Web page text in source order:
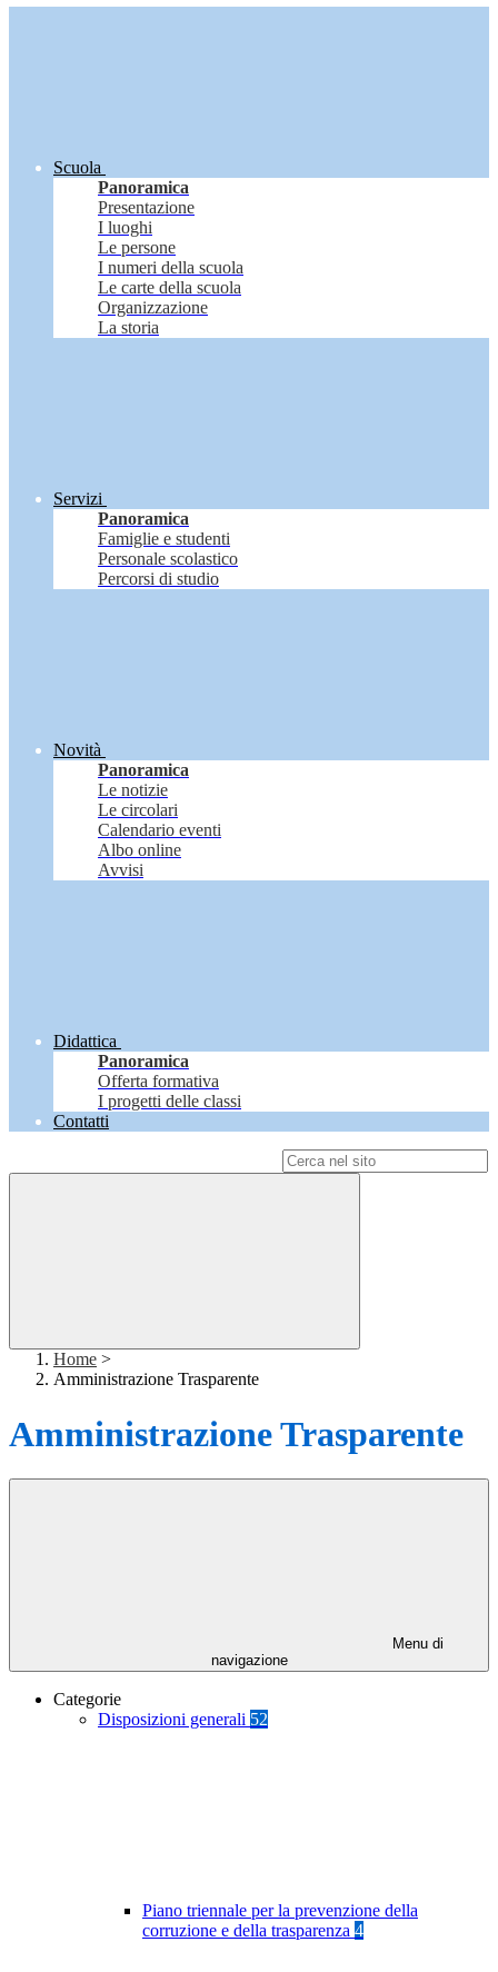
Scuola
Panoramica
Presentazione
I luoghi
Le persone
I numeri della scuola
Le carte della scuola
Organizzazione
La storia
Servizi
Panoramica
Famiglie e studenti
Personale scolastico
Percorsi di studio
Novità
Panoramica
Le notizie
Le circolari
Calendario eventi
Albo online
Avvisi
Didattica
Panoramica
Offerta formativa
I progetti delle classi
Contatti
Home >
Amministrazione Trasparente
Amministrazione Trasparente
Menu di
navigazione
Categorie
Disposizioni generali 52
Piano triennale per la prevenzione della
corruzione e della trasparenza 4